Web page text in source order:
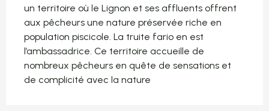
un territoire où le Lignon et ses affluents offrent
aux pêcheurs une nature préservée riche en
population piscicole. La truite fario en est
l’ambassadrice. Ce territoire accueille de
nombreux pêcheurs en quête de sensations et
de complicité avec la nature